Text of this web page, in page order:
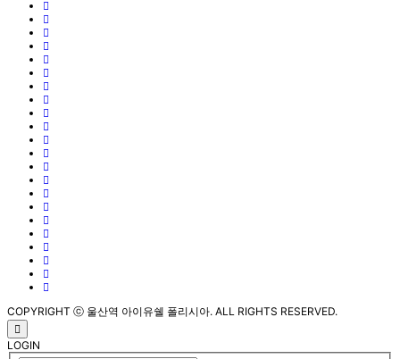
COPYRIGHT ⓒ 울산역 아이유쉘 폴리시아. ALL RIGHTS RESERVED.
LOGIN